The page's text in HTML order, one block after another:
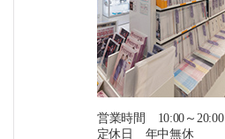
営業時間 10:00～20:00
定休日 年中無休